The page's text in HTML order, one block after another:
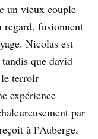
un vieux couple
regard, fusionnent
Nicolas est
que david
terroir
expérience
par
à l’Auberge,